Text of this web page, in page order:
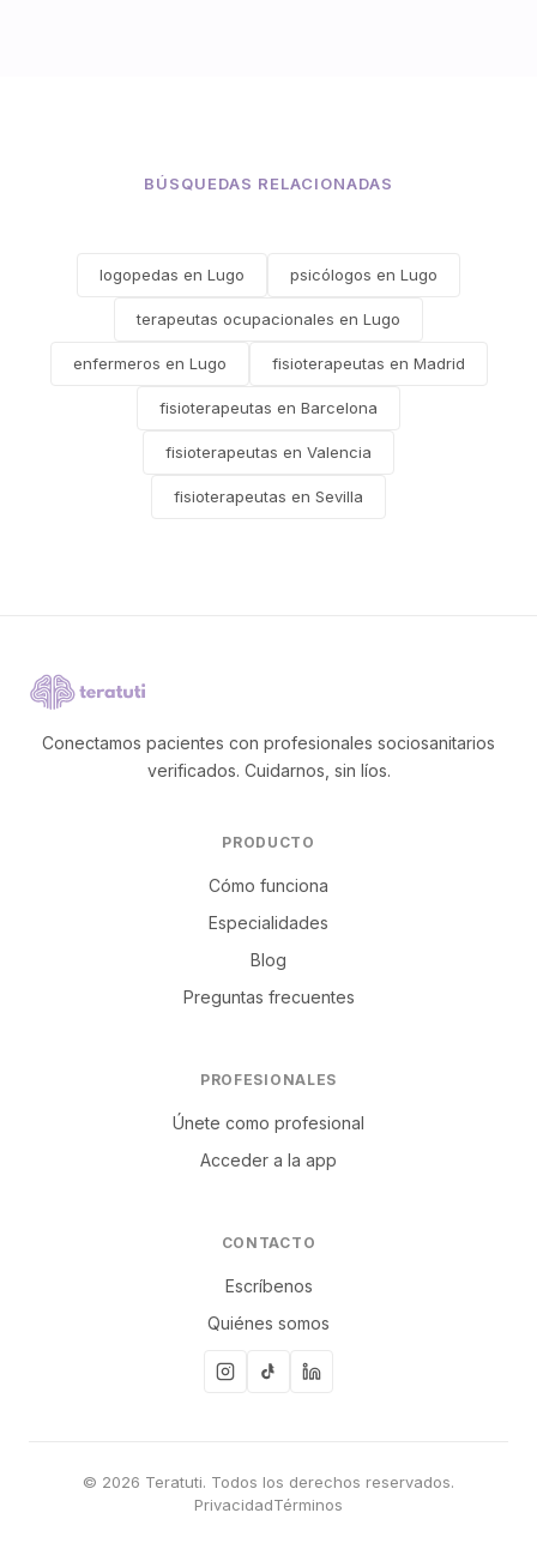
BÚSQUEDAS RELACIONADAS
logopedas en Lugo psicólogos en Lugo
terapeutas ocupacionales en Lugo
enfermeros en Lugo fisioterapeutas en Madrid
fisioterapeutas en Barcelona
fisioterapeutas en Valencia
fisioterapeutas en Sevilla
Conectamos pacientes con profesionales sociosanitarios
verificados. Cuidarnos, sin líos.
PRODUCTO
Cómo funciona
Especialidades
Blog
Preguntas frecuentes
PROFESIONALES
Únete como profesional
Acceder a la app
CONTACTO
Escríbenos
Quiénes somos
© 2026 Teratuti. Todos los derechos reservados.
PrivacidadTérminos